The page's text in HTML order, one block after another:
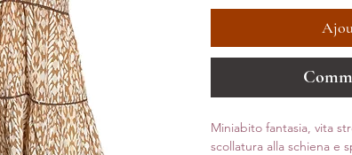
Miniabito fantasia, vita
scollatura alla schiena e